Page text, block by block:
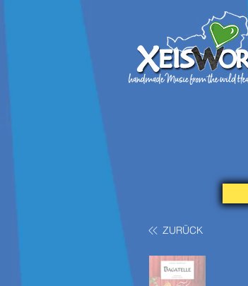
ZURÜCK